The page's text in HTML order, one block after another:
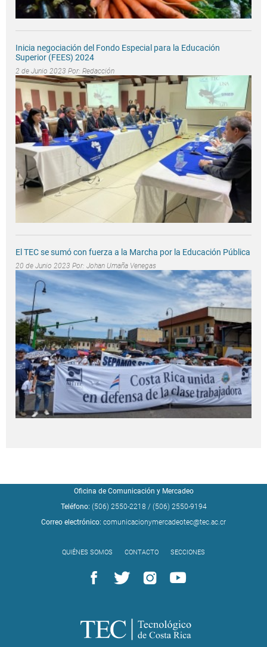
Inicia negociación del Fondo Especial para la Educación
Superior (FEES) 2024
2 de Junio 2023 Por: Redacción
El TEC se sumó con fuerza a la Marcha por la Educación Pública
20 de Junio 2023 Por: Johan Umaña Venegas
Oficina de Comunicación y Mercadeo
Teléfono: (506) 2550-2218 / (506) 2550-9194
Correo electrónico: comunicacionymercadeotec@tec.ac.cr
QUIÉNES SOMOS CONTACTO SECCIONES